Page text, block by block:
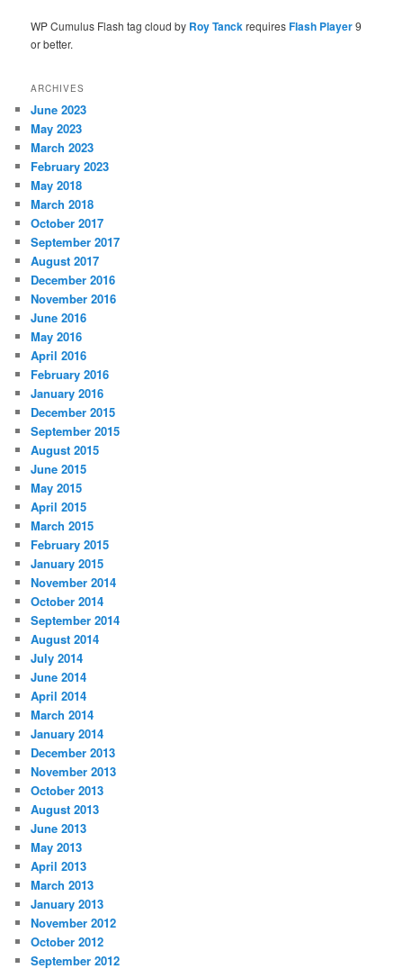
WP Cumulus Flash tag cloud by Roy TanckrequiresFlash Player9
or better.
ARCHIVES
June 2023
May 2023
March 2023
February 2023
May 2018
March 2018
October 2017
September 2017
August 2017
December 2016
November 2016
June 2016
May 2016
April 2016
February 2016
January 2016
December 2015
September 2015
August 2015
June 2015
May 2015
April 2015
March 2015
February 2015
January 2015
November 2014
October 2014
September 2014
August 2014
July 2014
June 2014
April 2014
March 2014
January 2014
December 2013
November 2013
October 2013
August 2013
June 2013
May 2013
April 2013
March 2013
January 2013
November 2012
October 2012
September 2012